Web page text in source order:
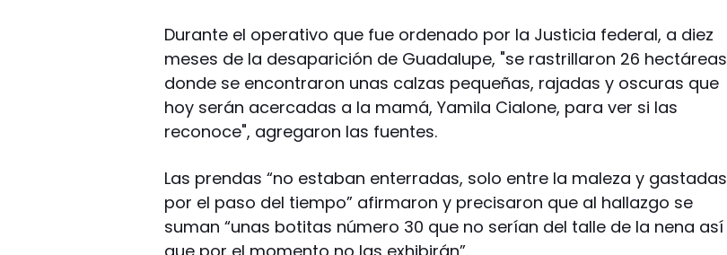
Durante el operativo que fue ordenado por la Justicia federal, a diez
meses de la desaparición de Guadalupe, "se rastrillaron 26 hectáreas
donde se encontraron unas calzas pequeñas, rajadas y oscuras que
hoy serán acercadas a la mamá, Yamila Cialone, para ver si las
reconoce", agregaron las fuentes.
Las prendas “no estaban enterradas, solo entre la maleza y gastadas
por el paso del tiempo” afirmaron y precisaron que al hallazgo se
suman “unas botitas número 30 que no serían del talle de la nena así
que por el momento no las exhibirán”.